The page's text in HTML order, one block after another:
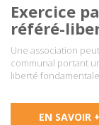
Exercice
référé-
Une association
communal portant
liberté
EN SAVOIR +